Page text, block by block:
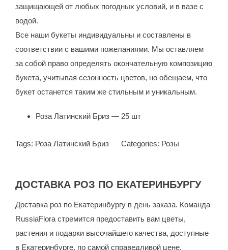
роз
Екатеринбург
защищающей от любых погодных условий, и в вазе с
водой.
Все наши букеты индивидуальны и составлены в
соответствии с вашими пожеланиями. Мы оставляем
за собой право определять окончательную композицию
букета, учитывая сезонность цветов, но обещаем, что
букет останется таким же стильным и уникальным.
Роза Латинский Бриз — 25 шт
Tags: Роза Латинский Бриз Categories: Розы
ДОСТАВКА РОЗ ПО ЕКАТЕРИНБУРГУ
Доставка роз по Екатеринбургу в день заказа. Команда
RussiaFlora стремится предоставить вам цветы,
растения и подарки высочайшего качества, доступные
в Екатеринбурге, по самой справедливой цене.